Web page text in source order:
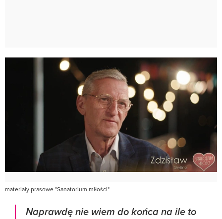
materiały prasowe "Sanatorium miłości"
Naprawdę nie wiem do końca na ile to